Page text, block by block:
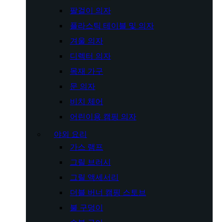
팔걸이 의자
플라스틱 테이블 및 의자
겨울 의자
디렉터 의자
목재 가구
문 의자
비치 체어
어린이용 캠핑 의자
야외 요리
가스 램프
그릴 브러시
그릴 액세서리
더블 버너 캠핑 스토브
불 구덩이